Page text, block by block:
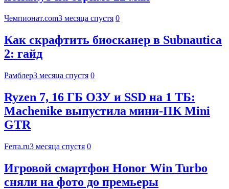
Чемпионат.com3 месяца спустя 0
Как скрафтить биосканер в Subnautica
2: гайд
Рамблер3 месяца спустя 0
Ryzen 7, 16 ГБ ОЗУ и SSD на 1 ТБ:
Machenike выпустила мини-ПК Mini
GTR
Ferra.ru3 месяца спустя 0
Игровой смартфон Honor Win Turbo
сняли на фото до премьеры